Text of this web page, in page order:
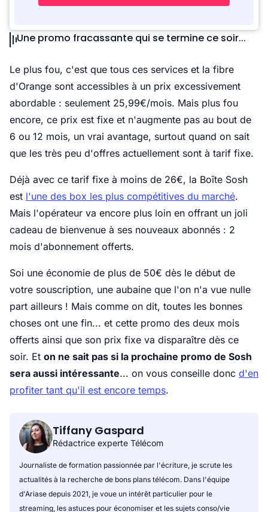
Une promo fracassante qui se termine ce soir...
Le plus fou, c'est que tous ces services et la fibre
d'Orange sont accessibles à un prix excessivement
abordable : seulement 25,99€/mois. Mais plus fou
encore, ce prix est fixe et n'augmente pas au bout de
6 ou 12 mois, un vrai avantage, surtout quand on sait
que les très peu d'offres actuellement sont à tarif fixe.
Déjà avec ce tarif fixe à moins de 26€, la Boîte Sosh
est l'une des box les plus compétitives du marché.
Mais l'opérateur va encore plus loin en offrant un joli
cadeau de bienvenue à ses nouveaux abonnés : 2
mois d'abonnement offerts.
Soi une économie de plus de 50€ dès le début de
votre souscription, une aubaine que l'on n'a vue nulle
part ailleurs ! Mais comme on dit, toutes les bonnes
choses ont une fin... et cette promo des deux mois
offerts ainsi que son prix fixe va disparaître dès ce
soir. Et on ne sait pas si la prochaine promo de Sosh
sera aussi intéressante... on vous conseille donc d'en
profiter tant qu'il est encore temps.
Tiffany Gaspard
Rédactrice experte Télécom
Journaliste de formation passionnée par l'écriture, je scrute les
actualités à la recherche de bons plans télécom. Dans l'équipe
d'Ariase depuis 2021, je voue un intérêt particulier pour le
streaming, les astuces pour économiser et les sujets conso/vie